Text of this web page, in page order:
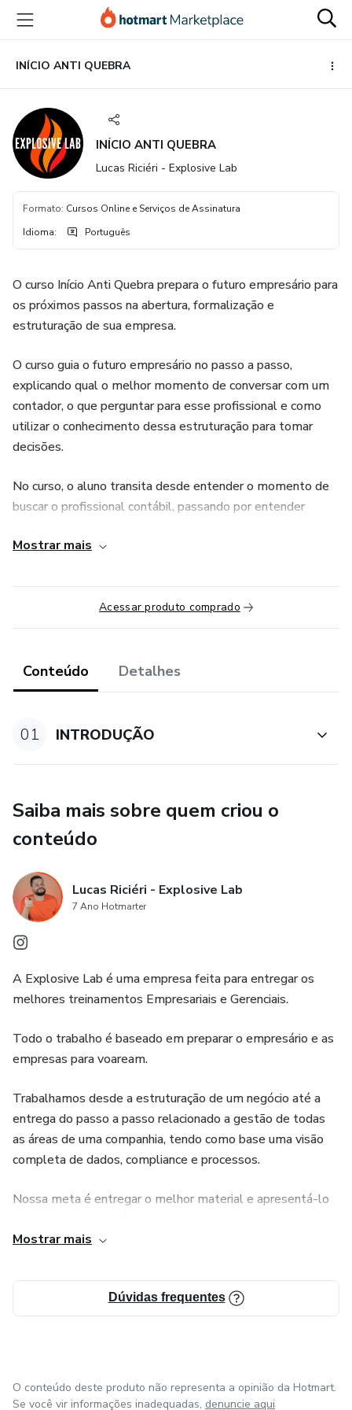
para
conteúdo
principal
para
pagamento
para
rodapéINÍCIO ANTI QUEBRA
INÍCIO ANTI QUEBRA
Lucas Riciéri - Explosive Lab
Formato: Cursos Online e Serviços de Assinatura
Idioma: Português
O curso Início Anti Quebra prepara o futuro empresário para
os próximos passos na abertura, formalização e
estruturação de sua empresa.
O curso guia o futuro empresário no passo a passo,
explicando qual o melhor momento de conversar com um
contador, o que perguntar para esse profissional e como
utilizar o conhecimento dessa estruturação para tomar
decisões.
No curso, o aluno transita desde entender o momento de
buscar o profissional contábil, passando por entender
contratar funcionários, dicas com temas diversos que
Fora isso, no final ainda terá um módulo sobre insights de
gestão, preparando para fazer a empresa rodar no dia a dia.
Mostrar mais
Acessar produto comprado
Conteúdo Detalhes
01 INTRODUÇÃO
Saiba mais sobre quem criou o
conteúdo
Lucas Riciéri - Explosive Lab
7 Ano Hotmarter
A Explosive Lab é uma empresa feita para entregar os
melhores treinamentos Empresariais e Gerenciais.
Todo o trabalho é baseado em preparar o empresário e as
empresas para voaream.
Trabalhamos desde a estruturação de um negócio até a
entrega do passo a passo relacionado a gestão de todas
as áreas de uma companhia, tendo como base uma visão
completa de dados, compliance e processos.
Nossa meta é entregar o melhor material e apresentá-lo
sucesso. O objetivo é a perpetuidade.
Mostrar mais
Dúvidas frequentes
O conteúdo deste produto não representa a opinião da Hotmart.
Se você vir informações inadequadas, denuncie aqui